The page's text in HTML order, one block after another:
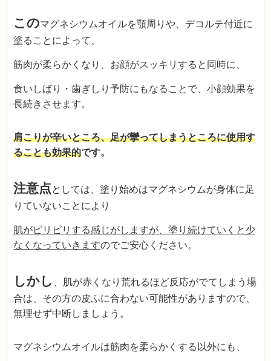
このマグネシウムオイルを顎周りや、デコルテ付近に
塗ることによって、
筋肉が柔らかくなり、お顔がスッキリすると同時に、
食いしばり・歯ぎしり予防にもなることで、小顔効果を
長続きさせます。
肩こりが辛いところ、足が攣ってしまうところに使用す
ることも効果的です。
注意点としては、塗り始めはマグネシウムが身体に足
りていないことにより
肌がピリピリする感じがしますが、塗り続けていくと少
なくなっていきますのでご安心ください。
しかし
、肌が赤くなり荒れるほど反応がでてしまう場
合は、その方の皮ふに合わない可能性がありますので、
無理せず中断しましょう。
マグネシウムオイルは筋肉を柔らかくする以外にも、